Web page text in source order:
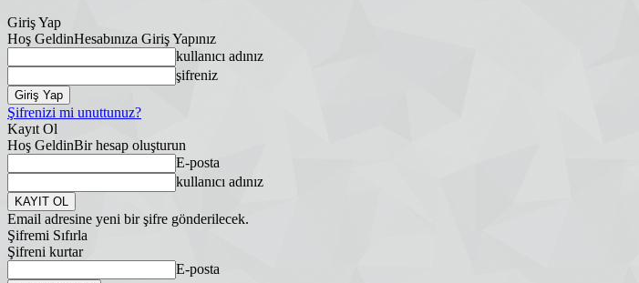
Giriş Yap
Hoş GeldinHesabınıza Giriş Yapınız
kullanıcı adınız
şifreniz
Şifrenizi mi unuttunuz?
Kayıt Ol
Hoş GeldinBir hesap oluşturun
E-posta
kullanıcı adınız
Email adresine yeni bir şifre gönderilecek.
Şifremi Sıfırla
Şifreni kurtar
E-posta